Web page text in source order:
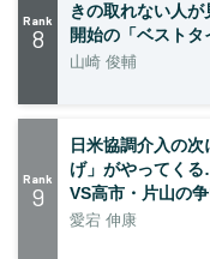
Rank
8
きの取れない人
開始の「ベストタ
山崎 俊輔
Rank
9
日米協調介入の
げ」がやってく
VS高市・片山の
愛宕 伸康